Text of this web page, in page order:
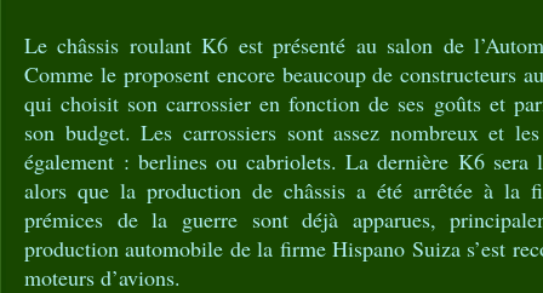
Le châssis roulant K6 est présenté au salon de
Comme le proposent encore beaucoup de constructeurs
qui choisit son carrossier en fonction de ses goûts et
son budget. Les carrossiers sont assez nombreux et
également : berlines ou cabriolets. La dernière K6 sera
alors que la production de châssis a été arrêtée à la
prémices de la guerre sont déjà apparues,
production automobile de la firme Hispano Suiza s’est
moteurs d’avions.